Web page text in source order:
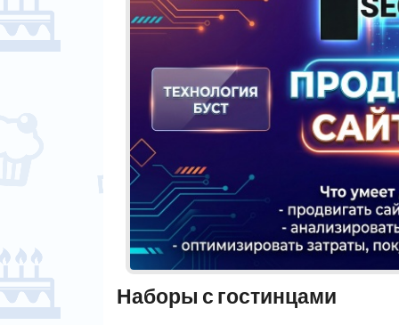
Наборы с гостинцами